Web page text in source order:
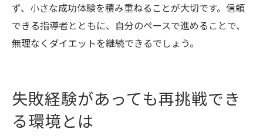
ず、小さな成功体験を積み重ねることが大切です。信頼
できる指導者とともに、自分のペースで進めることで、
無理なくダイエットを継続できるでしょう。
失敗経験があっても再挑戦でき
る環境とは